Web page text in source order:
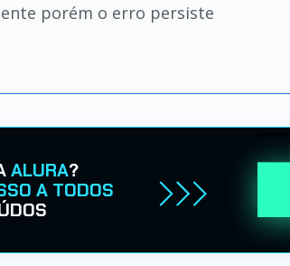
porém o erro persiste
ALURA?
A TODOS